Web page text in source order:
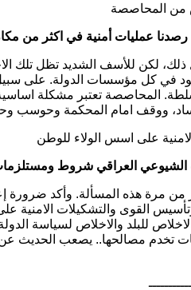
من المحاصصة
رصدنا عمليات أمنية في اكثر من
ذلك، لكن للأسف الشديد تظل تلك
في كل مؤسسات الدولة. على سبيل
المحاصصة تعتبر مشكلة
ووقف امام المحكمة وحوسب
على اسس الولاء للوطن
العراقي شروط ومستلزمات
مرة هذه المسألة. وأكد ضرورة
القوى والتشكيلات الامنية
للبلد والاخلاص لسياسة
تخدم مصالحها.. يصعب الحديث